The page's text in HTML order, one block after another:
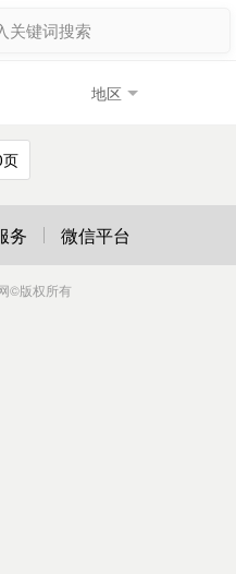
关键词搜索
地区
务 微信平台
©版权所有